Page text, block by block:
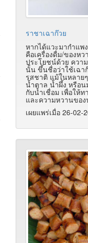
ราชาเฉาก๊วย
หากได้แวะมากำแพ
คือเครื่องดื่ม/ของห
ประโยชน์ด้วย ควา
นั้น ขึ้นชื่อว่าใช้เฉา
รสชาติ แม้ในหลาย
น้ำตาล น้ำผึ้ง หรือ
กับน้ำเชื่อม เพื่อให้
และความหวานของ
เผยแพร่เมื่อ 26-02-